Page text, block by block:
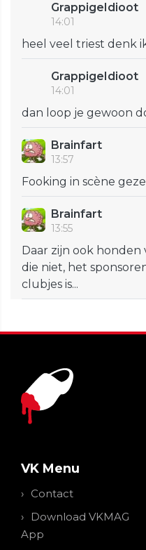
GrappigeIdioot
14:01
heel veel triest denk
GrappigeIdioot
14:01
dan loop je gewoon
Brainfart
13:57
Fooking in scène
Brainfart
13:55
Daar zijn ook
die niet, het
clubjes is...
VK Menu
Contact
Download VKMAG
App